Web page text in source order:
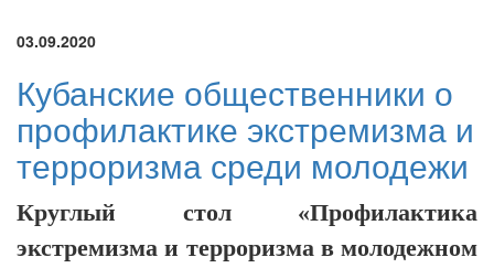
03.09.2020
Кубанские общественники о
профилактике экстремизма и
терроризма среди молодежи
Круглый стол «Профилактика
экстремизма и терроризма в молодежном